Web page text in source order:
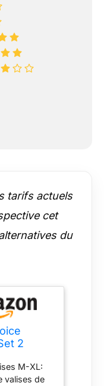
tarifs actuels
cet
du
2
à
à
M-XL:
valises de